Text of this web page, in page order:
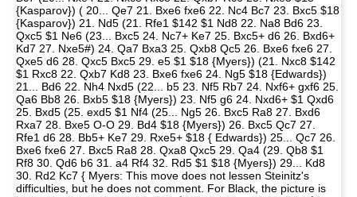
{Kasparov}) ( 20... Qe7 21. Bxe6 fxe6 22. Nc4 Bc7 23. Bxc5 $18
{Kasparov}) 21. Nd5 (21. Rfe1 $142 $1 Nd8 22. Na8 Bd6 23.
Qxc5 $1 Ne6 (23... Bxc5 24. Nc7+ Ke7 25. Bxc5+ d6 26. Bxd6+
Kd7 27. Nxe5#) 24. Qa7 Bxa3 25. Qxb8 Qc5 26. Bxe6 fxe6 27.
Qxe5 d6 28. Qxc5 Bxc5 29. e5 $1 $18 {Myers}) (21. Nxc8 $142
$1 Rxc8 22. Qxb7 Kd8 23. Bxe6 fxe6 24. Ng5 $18 {Edwards})
21... Bd6 22. Nh4 Nxd5 (22... b5 23. Nf5 Rb7 24. Nxf6+ gxf6 25.
Qa6 Bb8 26. Bxb5 $18 {Myers}) 23. Nf5 g6 24. Nxd6+ $1 Qxd6
25. Bxd5 (25. exd5 $1 Nf4 (25... Ng5 26. Bxc5 Ra8 27. Bxd6
Rxa7 28. Bxe5 O-O 29. Bd4 $18 {Myers}) 26. Bxc5 Qc7 27.
Rfe1 d6 28. Bb5+ Ke7 29. Rxe5+ $18 { Edwards}) 25... Qc7 26.
Bxe6 fxe6 27. Bxc5 Ra8 28. Qxa8 Qxc5 29. Qa4 (29. Qb8 $1
Rf8 30. Qd6 b6 31. a4 Rf4 32. Rd5 $1 $18 {Myers}) 29... Kd8
30. Rd2 Kc7 { Myers: This move does not lessen Steinitz's
difficulties, but he does not comment. For Black, the picture is